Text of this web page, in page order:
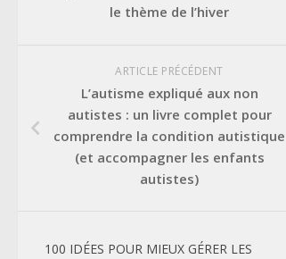
le thème de l’hiver
ARTICLE PRÉCÉDENT
L’autisme expliqué aux non
autistes : un livre complet pour
comprendre la condition autistique
(et accompagner les enfants
autistes)
100 IDÉES POUR MIEUX GÉRER LES